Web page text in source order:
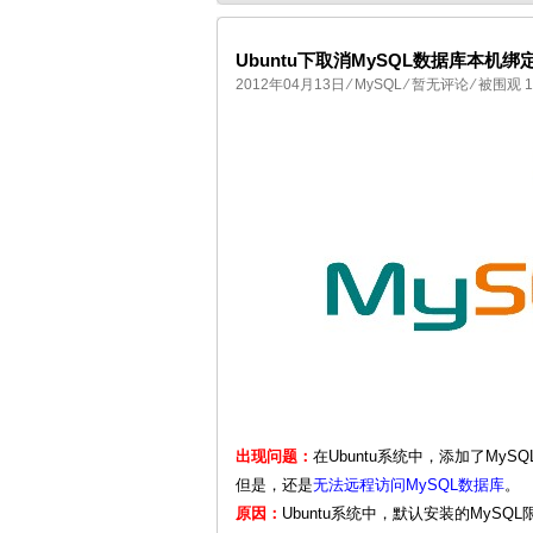
Ubuntu下取消MySQL数据库本机绑
2012年04月13日 ⁄ MySQL ⁄暂无评论⁄ 被围观
出现问题： 在Ubuntu系统中，添加了
但是，还是无法远程访问MySQL数据库。
原因： Ubuntu系统中，默认安装的MySQL